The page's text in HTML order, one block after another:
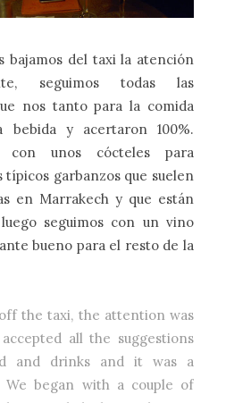
bajamos del taxi la atención
seguimos todas las
nos tanto para la comida
bebida y acertaron 100%.
con unos cócteles para
típicos garbanzos que suelen
en Marrakech y que están
seguimos con un vino
bueno para el resto de la
the taxi, the attention was
all the suggestions
and drinks and it was a
We began with a couple of